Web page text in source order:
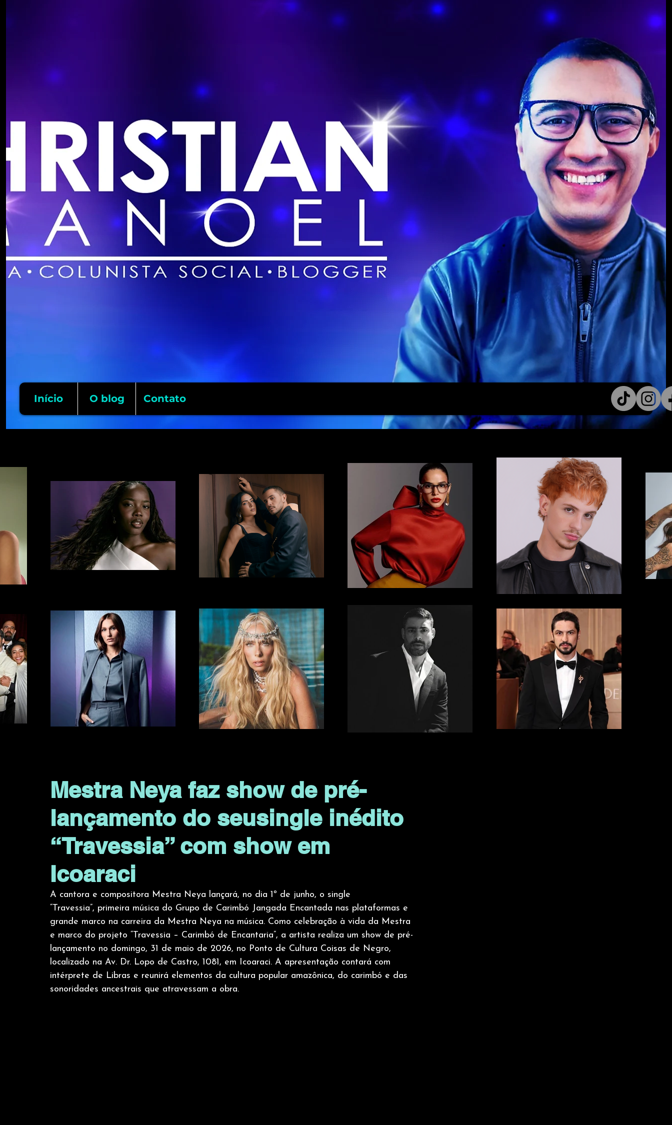
Início O blog Contato
Mestra Neya faz show de pré-
lançamento do seusingle inédito
“Travessia” com show em
Icoaraci
A cantora e compositora Mestra Neya lançará, no dia 1º de junho, o single
“Travessia”, primeira música do Grupo de Carimbó Jangada Encantada nas plataformas e
grande marco na carreira da Mestra Neya na música. Como celebração à vida da Mestra
e marco do projeto “Travessia – Carimbó de Encantaria”, a artista realiza um show de pré-
lançamento no domingo, 31 de maio de 2026, no Ponto de Cultura Coisas de Negro,
localizado na Av. Dr. Lopo de Castro, 1081, em Icoaraci. A apresentação contará com
intérprete de Libras e reunirá elementos da cultura popular amazônica, do carimbó e das
sonoridades ancestrais que atravessam a obra.